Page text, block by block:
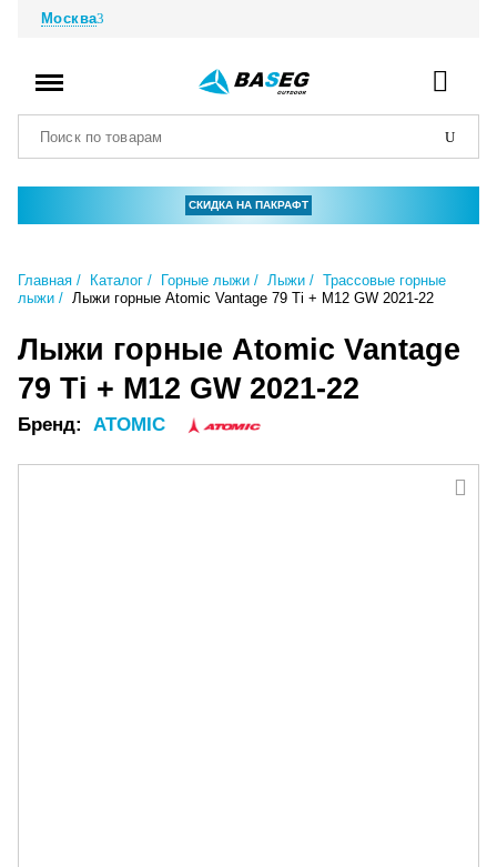
Москва
СКИДКА НА ПАКРАФТ
Главная Каталог Горные лыжи Лыжи
Трассовые горные
лыжи
Лыжи горные Atomic Vantage 79 Ti + M12 GW 2021-22
Лыжи горные Atomic Vantage
79 Ti + M12 GW 2021-22
Бренд: ATOMIC